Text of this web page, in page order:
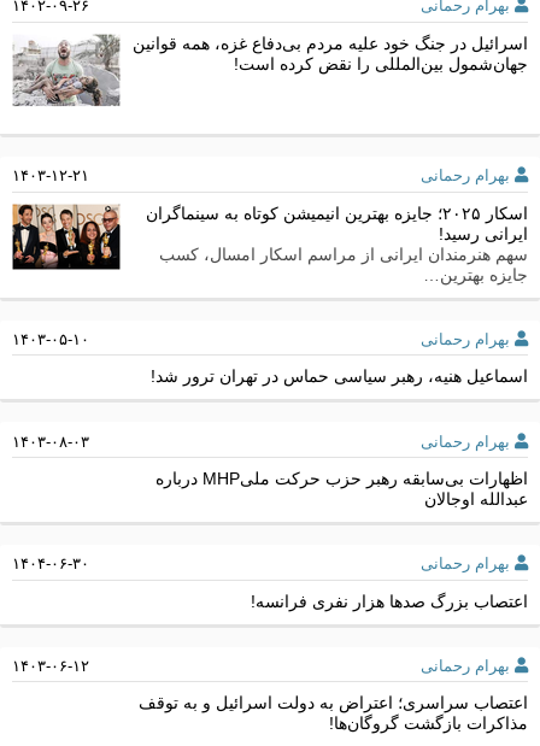
بهرام رحمانی ۱۴۰۲-۰۹-۲۶
اسرائیل در جنگ خود علیه مردم بی‌دفاع غزه، همه قوانین
جهان‌شمول بین‌المللی را نقض کرده است!
بهرام رحمانی ۱۴۰۳-۱۲-۲۱
اسکار ۲۰۲۵؛ جایزه بهترین انیمیشن کوتاه به سینماگران
ایرانی رسید!
سهم هنرمندان ایرانی از مراسم اسکار امسال، کسب
جایزه بهترین…
بهرام رحمانی ۱۴۰۳-۰۵-۱۰
اسماعیل هنیه، رهبر سیاسی حماس در تهران ترور شد!
بهرام رحمانی ۱۴۰۳-۰۸-۰۳
اظهارات بی‌سابقه رهبر حزب حرکت ملیMHP درباره
عبدالله اوجالان
بهرام رحمانی ۱۴۰۴-۰۶-۳۰
اعتصاب بزرگ صدها هزار نفری فرانسه!
بهرام رحمانی ۱۴۰۳-۰۶-۱۲
اعتصاب سراسری؛ اعتراض به دولت اسرائیل و به توقف
مذاکرات بازگشت گروگان‌ها!